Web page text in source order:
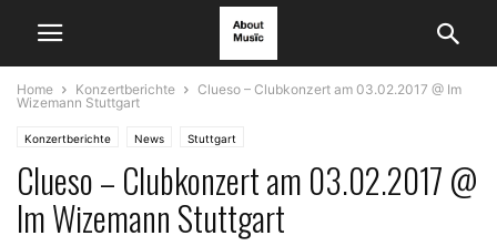
Home Konzertberichte
Clueso – Clubkonzert am 03.02.2017 @ Im
Wizemann Stuttgart
Konzertberichte News Stuttgart
Clueso – Clubkonzert am 03.02.2017 @
Im Wizemann Stuttgart